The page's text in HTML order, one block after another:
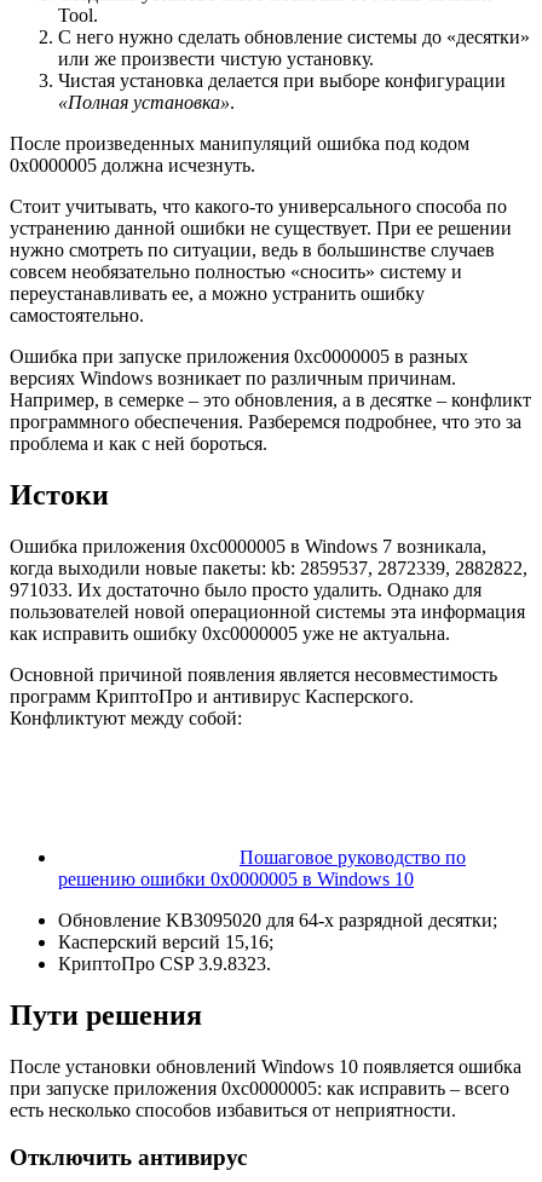
Tool.
С него нужно сделать обновление системы до «десятки»
или же произвести чистую установку.
Чистая установка делается при выборе конфигурации
«Полная установка».
После произведенных манипуляций ошибка под кодом
0x0000005 должна исчезнуть.
Стоит учитывать, что какого-то универсального способа по
устранению данной ошибки не существует. При ее решении
нужно смотреть по ситуации, ведь в большинстве случаев
совсем необязательно полностью «сносить» систему и
переустанавливать ее, а можно устранить ошибку
самостоятельно.
Ошибка при запуске приложения 0xc0000005 в разных
версиях Windows возникает по различным причинам.
Например, в семерке – это обновления, а в десятке – конфликт
программного обеспечения. Разберемся подробнее, что это за
проблема и как с ней бороться.
Истоки
Ошибка приложения 0xc0000005 в Windows 7 возникала,
когда выходили новые пакеты: kb: 2859537, 2872339, 2882822,
971033. Их достаточно было просто удалить. Однако для
пользователей новой операционной системы эта информация
как исправить ошибку 0xc0000005 уже не актуальна.
Основной причиной появления является несовместимость
программ КриптоПро и антивирус Касперского.
Конфликтуют между собой:
Пошаговое руководство по
решению ошибки 0x0000005 в Windows 10
Обновление KB3095020 для 64-х разрядной десятки;
Касперский версий 15,16;
КриптоПро CSP 3.9.8323.
Пути решения
После установки обновлений Windows 10 появляется ошибка
при запуске приложения 0xc0000005: как исправить – всего
есть несколько способов избавиться от неприятности.
Отключить антивирус